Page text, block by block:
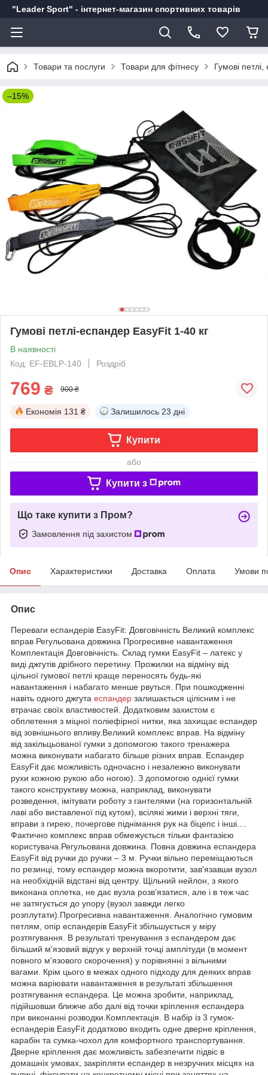
"Leader Sport" - інтернет-магазин спортивних товарів
Товари та послуги Товари для фітнесу Гумові
–15%
Гумові петлі-еспандер EasyFit 1-40 кг
В наявності
Код: EF-EBLP-140
Роздріб
769 ₴ 900 ₴
Економія 131 ₴ Залишилось 23 дні
Купити
або
Купити з
Що таке купити з Пром?
Замовлення під захистом
Опис Характеристики Доставка Оплата Умови
Опис
Переваги еспандерів EasyFit: Довговічність Великий комплекс
вправ Регульована довжина Прогресивне навантаження
Комплектація Довговічність. Склад гумки EasyFit – латекс у
виді джгутів дрібного перетину. Прожилки на відміну від
цільної гумової петлі краще переносять будь-які
навантаження і набагато менше рвуться. При пошкодженні
навіть одного джгута еспандер залишається цілісним і не
втрачає своїх властивостей. Додатковим захистом є
обплетення з міцної поліефірної нитки, яка захищає еспандер
від зовнішнього впливу.Великий комплекс вправ. На відміну
від закільцьованої гумки з допомогою такого тренажера
можна виконувати набагато більше різних вправ. Еспандер
EasyFit дає можливість одночасно і незалежно виконувати
рухи кожною рукою або ногою). З допомогою однієї гумки
такого конструктиву можна, наприклад, виконувати
розведення, імітувати роботу з гантелями (на горизонтальній
лаві або виставленої під кутом), всілякі жими і верхні тяги,
вправи з гирею, почергове піднімання рук на біцепс і інші....
Фактично комплекс вправ обмежується тільки фантазією
користувача.Регульована довжина. Повна довжина еспандера
EasyFit від ручки до ручки – 3 м. Ручки вільно переміщаються
по резинці, тому еспандер можна вкоротити, зав'язавши вузол
на необхідній відстані від центру. Щільний нейлон, з якого
виконана оплетка, не дає вузла розв'язатися, але і в теж час
не затягується до упору (вузол завжди легко
розплутати).Прогресивна навантаження. Аналогічно гумовим
петлям, опір еспандерів EasyFit збільшується у міру
розтягування. В результаті тренування з еспандером дає
більший м'язовий відгук у верхній точці амплітуди (в момент
повного м'язового скорочення) у порівнянні з вільними
вагами. Крім цього в межах одного підходу для деяких вправ
можна варіювати навантаження в результаті збільшення
розтягування еспандера. Це можна зробити, наприклад,
підійшовши ближче або далі від точки кріплення еспандера
при виконанні розводки.Комплектація. В набір із 3 гумок-
еспандерів EasyFit додатково входить одне дверне кріплення,
карабін та сумка-чохол для комфортного транспортування.
Дверне кріплення дає можливість забезпечити підвіс в
домашніх умовах, закріпляти еспандер в незручних місцях на